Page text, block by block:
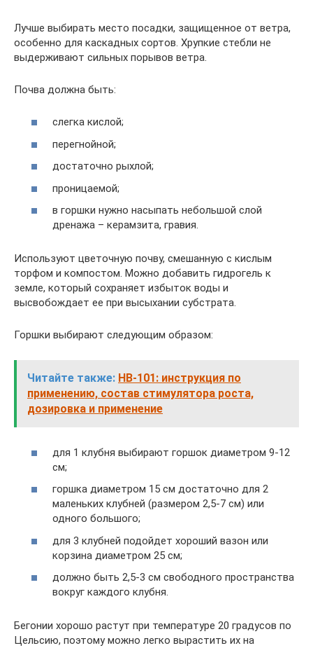
Лучше выбирать место посадки, защищенное от ветра,
особенно для каскадных сортов. Хрупкие стебли не
выдерживают сильных порывов ветра.
Почва должна быть:
слегка кислой;
перегнойной;
достаточно рыхлой;
проницаемой;
в горшки нужно насыпать небольшой слой
дренажа – керамзита, гравия.
Используют цветочную почву, смешанную с кислым
торфом и компостом. Можно добавить гидрогель к
земле, который сохраняет избыток воды и
высвобождает ее при высыхании субстрата.
Горшки выбирают следующим образом:
Читайте также: HB-101: инструкция по
применению, состав стимулятора роста,
дозировка и применение
для 1 клубня выбирают горшок диаметром 9-12
см;
горшка диаметром 15 см достаточно для 2
маленьких клубней (размером 2,5-7 см) или
одного большого;
для 3 клубней подойдет хороший вазон или
корзина диаметром 25 см;
должно быть 2,5-3 см свободного пространства
вокруг каждого клубня.
Бегонии хорошо растут при температуре 20 градусов по
Цельсию, поэтому можно легко вырастить их на